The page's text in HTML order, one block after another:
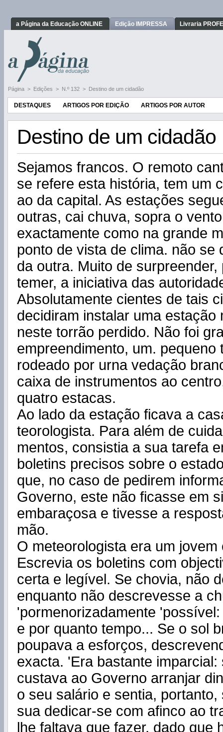
a Página da Educação ONLINE Edição IMPRESSA Livraria
Página > Edições > N.º 132 > Destino de um cidadão
DESTAQUES ARTIGOS POR EDIÇÃO ARTIGOS POR AUTOR
Destino de um cidadão
Sejamos francos. O remoto
se refere esta história, tem um
ao da capital. As estações
outras, cai chuva, sopra o
exactamente como na grande
ponto de vista de clima. não se
da outra. Muito de
temer, a inicia­tiva das
Absolutamente cientes de tais
decidiram instalar uma estação
neste torrão perdido. Não foi
empreendimento, um. pequeno
rodeado por urna vedação
caixa de instrumentos ao
quatro estacas.
Ao lado da estação ficava a
teorologista. Para além de
mentos, consistia a sua tarefa
boletins precisos sobre o
que, no caso de pedirem
Governo, este não ficasse em
embaraçosa e tivesse a
mão.
O meteorologista era um
Escrevia os boletins com
certa e legível. Se chovia, não
enquanto não descrevesse a
'pormenorizadamente
e por quanto tempo... Se o sol
poupava a esforços,
exacta. 'Era bastante imparcial:
custava ao Governo arranjar
o seu salário e sentia, portanto,
sua dedicar-se com afinco ao
lhe faltava que fazer, dado que